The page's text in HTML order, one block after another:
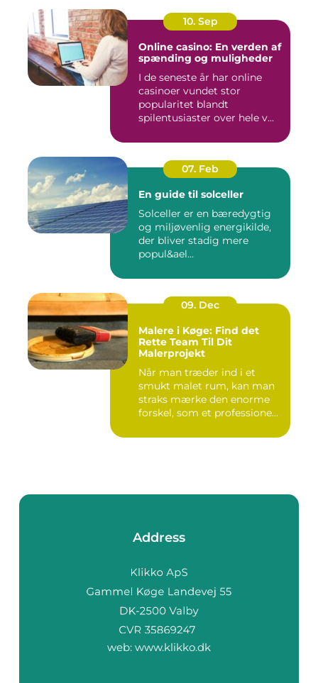
10. Sep
Online casino: En verden af
spænding og muligheder
I de seneste år har online
casinoer vundet stor
popularitet blandt
spilentusiaster over hele v...
07. Feb
En guide til solceller
Solceller er en bæredygtig
og miljøvenlig energikilde,
der bliver stadig mere
popul&ael...
09. Dec
Malere i Køge: Find det
Rette Team Til Dit
Malerprojekt
Når man træder ind i et
smukt malet rum, kan man
straks mærke den enorme
forskel, som et professione...
Address
web: www.klikko.dk